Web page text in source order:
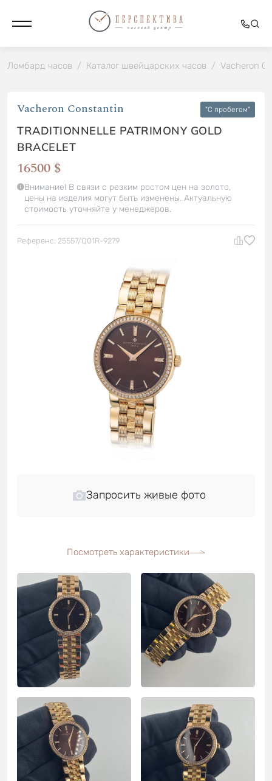
Ломбард часов / Каталог швейцарских часов / Vacheron
Vacheron Constantin "C пробегом"
TRADITIONNELLE PATRIMONY GOLD
BRACELET
16500 $
Внимание! В связи с резким ростом цен на золото,
цены на изделия могут быть изменены. Актуальную
стоимость уточняйте у менеджеров.
Референс: 25557/Q01R-9279
Запросить живые фото
Посмотреть характеристики